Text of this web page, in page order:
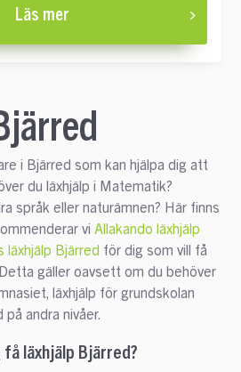
Läs mer
i Bjärred som kan hjälpa dig att
du läxhjälp i Matematik?
språk eller naturämnen? Här finns
vi Allakando läxhjälp
läxhjälp Bjärred för dig som vill få
gäller oavsett om du behöver
läxhjälp för grundskolan
andra nivåer.
få läxhjälp Bjärred?